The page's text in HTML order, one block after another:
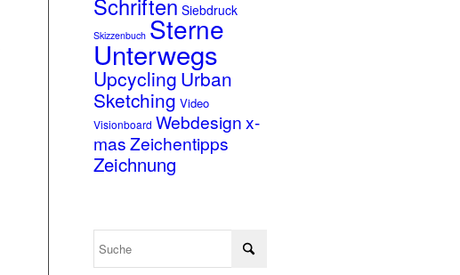
Schriften Siebdruck
Skizzenbuch Sterne
Unterwegs
Upcycling Urban
Sketching Video
Visionboard Webdesignx-
masZeichentipps
Zeichnung